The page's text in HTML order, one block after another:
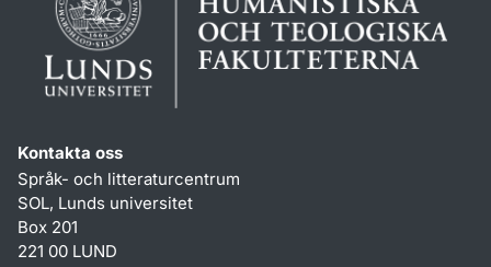
Kontakta oss
Språk- och litteraturcentrum
SOL, Lunds universitet
Box 201
221 00 LUND